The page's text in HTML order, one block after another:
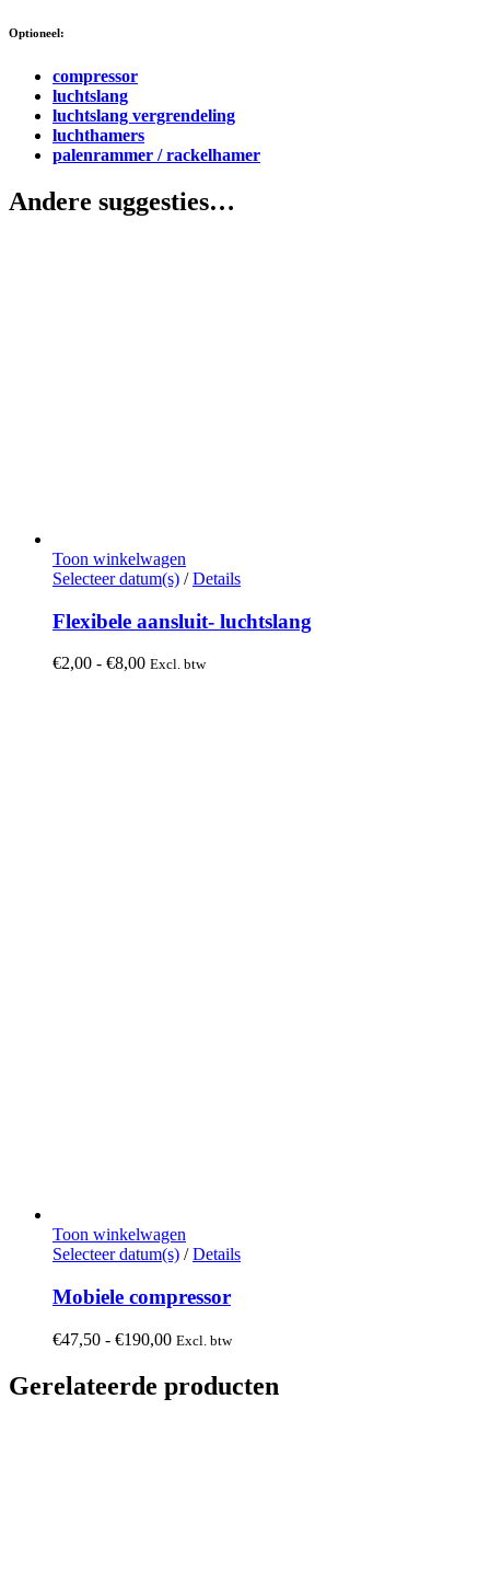
Optioneel:
compressor
luchtslang
luchtslang vergrendeling
luchthamers
palenrammer / rackelhamer
Andere suggesties…
Toon winkelwagen
Selecteer datum(s) Dit
heeft
meerdere
variaties.
/ Details
Flexibele aansluit- luchtslang
€2,00 - €8,00Prijsklasse:
Excl. btw
Toon winkelwagen
Selecteer datum(s) Dit
heeft
meerdere
variaties.
Deze
kan
/ Details
Mobiele compressor
€47,50 - €190,00Prijsklasse:
€190,00
Excl. btw
Gerelateerde producten